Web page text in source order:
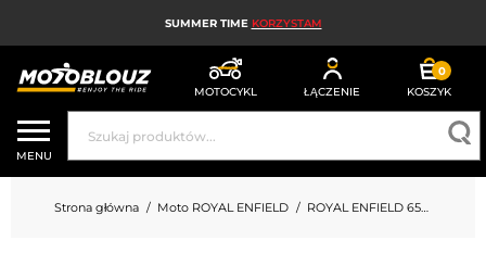
SUMMER TIME KORZYSTAM
MOTOCYKL ŁĄCZENIE
0
KOSZYK
KASK MOTOCYKLOWY
ODZIEŻ MOTOCYKLOWA DLA MĘŻCZYZN
UBRANIA MOTOCYKLOWE DAMSKIE
MENU
Strona główna Moto ROYAL ENFIELD ROYAL ENFIELD 650 CONTINENTAL GT 650